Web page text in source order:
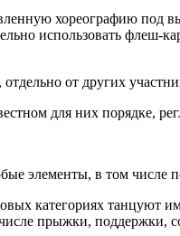
хореографию
использовать флеш-
от других
для них порядке,
элементы, в том
категориях
прыжки, поддержки,